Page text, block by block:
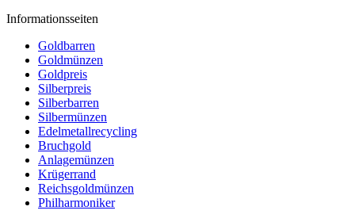
Informationsseiten
Goldbarren
Goldmünzen
Goldpreis
Silberpreis
Silberbarren
Silbermünzen
Edelmetallrecycling
Bruchgold
Anlagemünzen
Krügerrand
Reichsgoldmünzen
Philharmoniker